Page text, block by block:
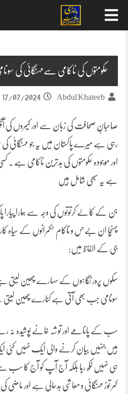
حکومتوں کی ناکامی سےمہنگائی کی
Abdul Khateeb
17/07/2024
صاحبانٍ صحافت کی زبان سے اور کیمروں کی
رہی ہے میرے پاکستان میں یہ جو مہنگائی
اور موجودہ حکومتوں کی بدترین ناکامی ہے
ہے یہ سبھی شامل ہیں
جن کے کالے کرتوتوں کی وجہ سے ہمارا پیارا
پہنچا ان بےحس و ناکام حکمرانوں کے سیاہ
جی کے الفاظ میں:
سکوں پرور نگاہوں کے سہارے چھین لیتی
سونامی جب بھی آتی ہے کنارے چھین
سب کے پانامے اور توشہ خانے پوشیدہ نہ
ہیں جنہیں بیان کرنے والی ایک نہیں کئی
ہی نہیں لکھ رہا بلکہ آج آپ کو آج کا سب سے
کمر توڑ مہنگائی و معاشی بدحالی ہے اور ماضی کی